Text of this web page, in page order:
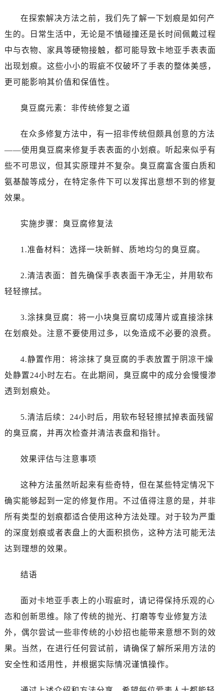
在探索解决方法之前，我们先了解一下划痕是如何产
生的。日常生活中，无论是不慎碰撞还是长时间佩戴过程
中与衣物、家具等硬物接触，都可能导致卡地亚手表表面
出现划痕。这些小小的瑕疵不仅破坏了手表的整体美感，
更可能影响其价值和保值性。
臭豆腐元素：非传统修复之道
在众多修复方法中，有一招非传统但颇具创意的方法
——使用臭豆腐来修复手表表面的小划痕。听起来似乎有
些不可思议，但其实原理并不复杂。臭豆腐富含蛋白质和
氨基酸等成分，在特定条件下可以发挥出意想不到的修复
效果。
实施步骤：臭豆腐修复法
1.准备材料：选择一块新鲜、质地均匀的臭豆腐。
2.清洁表面：首先确保手表表面干净无尘，并用软布
轻轻擦拭。
3.涂抹臭豆腐：将一小块臭豆腐切成薄片或直接涂抹
在划痕处。注意不要使用过多，以免造成不必要的浪费。
4.静置作用：将涂抹了臭豆腐的手表放置于阴凉干燥
处静置24小时左右。在此期间，臭豆腐中的成分会慢慢渗
透到划痕处。
5.清洁后续：24小时后，用软布轻轻擦拭掉表面残留
的臭豆腐，并再次检查并清洁表盘和指针。
效果评估与注意事项
这种方法虽然听起来有些奇特，但在某些特定情况下
确实能够起到一定的修复作用。不过值得注意的是，并非
所有类型的划痕都适合使用这种方法处理。对于较为严重
的深度划痕或者表盘上的大面积损伤，这种方法可能无法
达到理想的效果。
结语
面对卡地亚手表上的小瑕疵时，请记得保持乐观的心
态和创新思维。除了传统的抛光、打磨等专业修复方法
外，偶尔尝试一些非传统的小妙招也能带来意想不到的效
果。当然，在进行任何尝试前，请确保了解所采用方法的
安全性和适用性，并根据实际情况谨慎操作。